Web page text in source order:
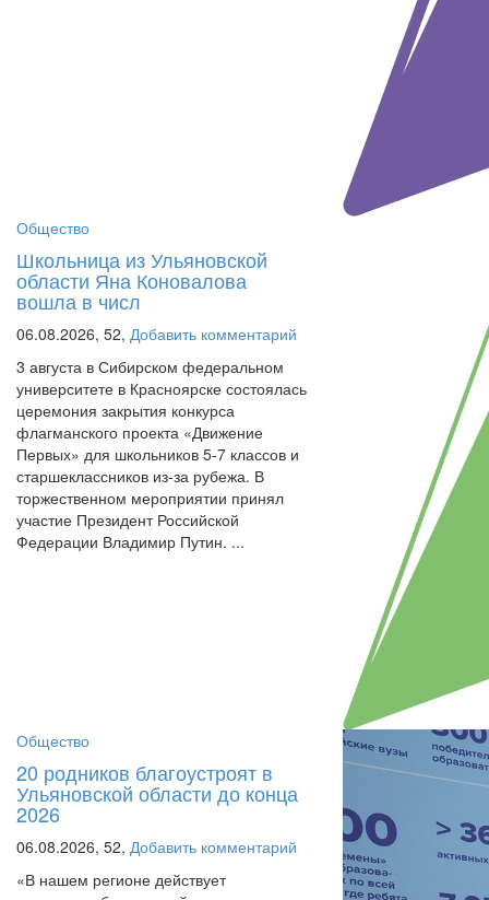
Общество
Школьница из Ульяновской
области Яна Коновалова
вошла в числ
06.08.2026, 52, Добавить комментарий
3 августа в Сибирском федеральном
университете в Красноярске состоялась
церемония закрытия конкурса
флагманского проекта «Движение
Первых» для школьников 5-7 классов и
старшеклассников из-за рубежа. В
торжественном мероприятии принял
участие Президент Российской
Федерации Владимир Путин. ...
Общество
20 родников благоустроят в
Ульяновской области до конца
2026
06.08.2026, 52, Добавить комментарий
«В нашем регионе действует